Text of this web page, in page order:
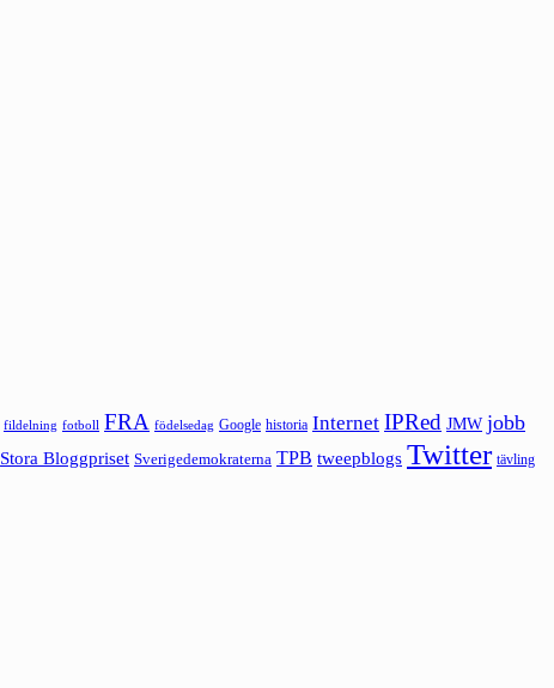
fildelning fotboll FRA födelsedag Google historia Internet IPRed JMW jobb
Stora Bloggpriset Sverigedemokraterna TPB tweepblogs Twitter tävling